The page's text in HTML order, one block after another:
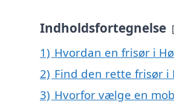
Indholdsfortegnelse
1) Hvordan en frisør i
2) Find den rette frisør i
3) Hvorfor vælge en